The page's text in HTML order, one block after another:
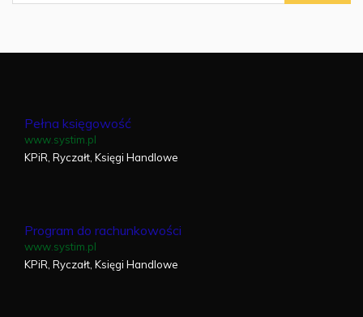
Pełna księgowość
www.systim.pl
KPiR, Ryczałt, Księgi Handlowe
Program do rachunkowości
www.systim.pl
KPiR, Ryczałt, Księgi Handlowe